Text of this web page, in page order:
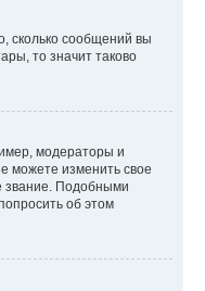
сколько сообщений вы
то значит таково
модераторы и
можете изменить свое
звание. Подобными
об этом